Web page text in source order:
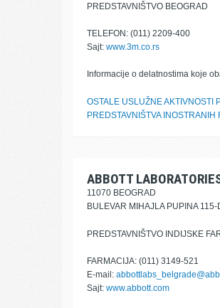
PREDSTAVNIŠTVO BEOGRAD
TELEFON: (011) 2209-400
Sajt: www.3m.co.rs
Informacije o delatnostima koje
OSTALE USLUŽNE AKTIVNOSTI
PREDSTAVNIŠTVA
ABBOTT
11070 BEOGRAD
BULEVAR MIHAJLA PUPINA 115-
PREDSTAVNIŠTVO INDIJSKE
FARMACIJA: (011) 3149-521
E-mail:
Sajt: www.abbott.com